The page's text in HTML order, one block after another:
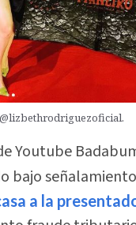
Youtube
bajo
a la